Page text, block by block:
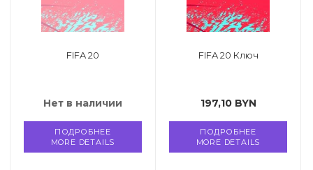
игры
книги
FIFA 20
Нет в наличии
ПОДРОБНЕЕ
MORE DETAILS
FIFA 20 Ключ
197,10 BYN
ПОДРОБНЕЕ
MORE DETAILS